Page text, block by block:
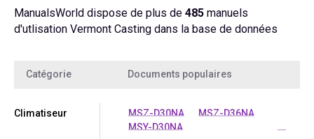
ManualsWorld dispose de plus de 485 manuels
d'utlisation Vermont Casting dans la base de données
Catégorie Documents populaires
Climatiseur MSZ-D30NA
MSZ-D36NA
MSY-D30NA
...